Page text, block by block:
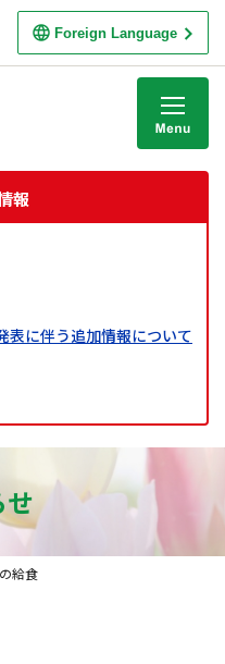
Foreign Language
報
表に伴う追加情報について
せ
給食